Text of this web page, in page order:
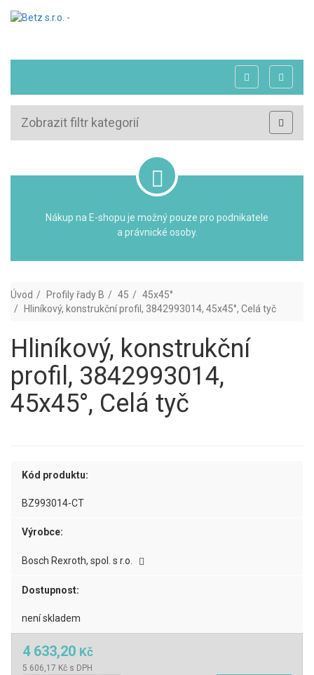
Zobrazit filtr kategorií
Nákup na E-shopu je možný pouze pro podnikatele
a právnické osoby.
Úvod Profily řady B 45
45x45°
Hliníkový, konstrukční profil, 3842993014, 45x45°, Celá tyč
Hliníkový, konstrukční
profil, 3842993014,
45x45°, Celá tyč
Kód produktu:
BZ993014-CT
Výrobce:
Bosch Rexroth, spol. s r.o.
Dostupnost:
není skladem
4 633,20 Kč
5 606,17 Kč s DPH